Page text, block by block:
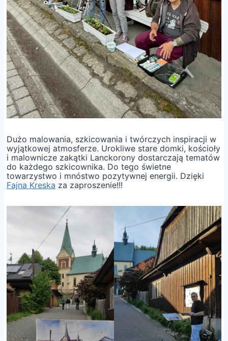
Dużo malowania, szkicowania i twórczych inspiracji w
wyjątkowej atmosferze. Urokliwe stare domki, kościoły
i malownicze zakątki Lanckorony dostarczają tematów
do każdego szkicownika. Do tego świetne
towarzystwo i mnóstwo pozytywnej energii. Dzięki
Fajna Kreska za zaproszenie!!!